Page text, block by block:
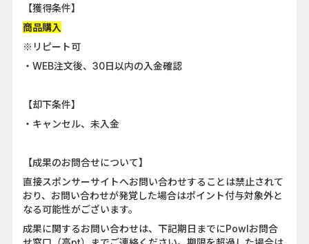
【獲得条件】
商品購入
※リピート可
・WEB注文後、30日以内の入金確認
【却下条件】
・キャンセル、未入金
【成果のお問合せについて】
直接スポンサーサイトへお問い合わせすることは禁止されて
おり、お問い合わせが発覚した場合はポイント付与対象外と
なる可能性がございます。
成果に関するお問い合わせは、下記期日までにPowlお問合